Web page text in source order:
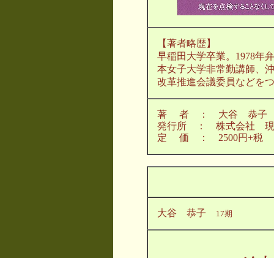
【著者略歴】
早稲田大学卒業。1978年
本女子大学非常勤講師、
改革推進会議委員などを
著 者 ： 大谷 恭子
発行所 ： 株式会社 現
定 価 ： 2500円+税
大谷 恭子 17期